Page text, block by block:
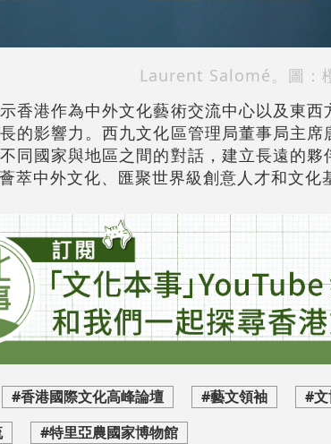
Laurent Salomé。圖：
香港作為中外文化藝術交流中心以及東
的影響力。西九文化區管理局董事局主
同國家與地區之間的對話，建立長遠的
萃中外文化、匯聚世界級創意人才和文化
#香港國際文化高峰論壇 #藝文領袖 #
#特里亞農國家博物館